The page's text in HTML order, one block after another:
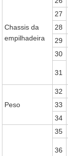
Chassis da
empilhadeira
27
28
29
30
31
Peso
32
33
34
35
36